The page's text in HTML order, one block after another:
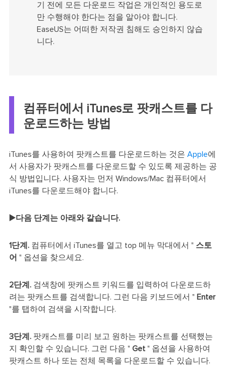
기 전에 모든 다운로드 작업은 개인적인 용도로
만 수행해야 한다는 점을 알아야 합니다.
EaseUS는 어떠한 저작권 침해도 승인하지 않습
니다.
컴퓨터에서 iTunes로 팟캐스트를 다
운로드하는 방법
iTunes를 사용하여 팟캐스트를 다운로드하는 것은 Apple에
서 사용자가 팟캐스트를 다운로드할 수 있도록 제공하는 공
식 방법입니다. 사용자는 먼저 Windows/Mac 컴퓨터에서
iTunes를 다운로드해야 합니다.
▶️다음 단계는 아래와 같습니다.
1단계.컴퓨터에서 iTunes를 열고 top 메뉴 막대에서 " 스토
어 " 옵션을 찾으세요.
2단계.검색창에 팟캐스트 키워드를 입력하여 다운로드하
려는 팟캐스트를 검색합니다. 그런 다음 키보드에서 " Enter
"를 탭하여 검색을 시작합니다.
3단계.팟캐스트를 미리 보고 원하는 팟캐스트를 선택했는
지 확인할 수 있습니다. 그런 다음 " Get" 옵션을 사용하여
팟캐스트 하나 또는 전체 목록을 다운로드할 수 있습니다.